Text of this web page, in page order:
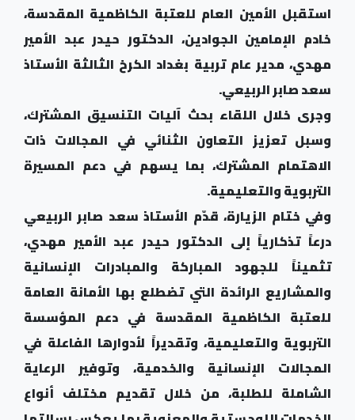
استقبل الأمين العام للعتبة الكاظمية المقدسة،
خادم الإمامين الجوادين، الدكتور حيدر عبد الأمير
مهدي، مدير عام تربية بغداد الكرخ الثالثة الأستاذ
سعد صابر الربيعي.
وجرى خلال اللقاء بحث آليات التنسيق المشترك،
وسبل تعزيز التعاون الثنائي في المجالات ذات
الاهتمام المشترك، بما يسهم في دعم المسيرة
التربوية والتعليمية.
وفي ختام الزيارة، قدّم الأستاذ سعد صابر الربيعي
درعاً تذكارياً إلى الدكتور حيدر عبد الأمير مهدي،
تثميناً للجهود المباركة والمبادرات الإنسانية
والمشاريع الرائدة التي تضطلع بها الأمانة العامة
للعتبة الكاظمية المقدسة في دعم المؤسسة
التربوية والتعليمية، وتقديراً لأدوارها الفاعلة في
المجالات الإنسانية والخدمية، وتوفير الرعاية
الشاملة للطلبة، من خلال تقديم مختلف أنواع